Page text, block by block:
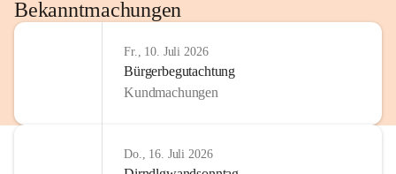
http://www.omv.com
Bekanntmachungen
Fr., 10. Juli 2026
Bürgerbegutachtung
Kundmachungen
Do., 16. Juli 2026